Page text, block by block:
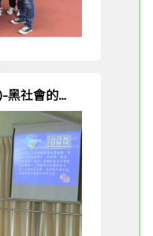
黑社會的禍